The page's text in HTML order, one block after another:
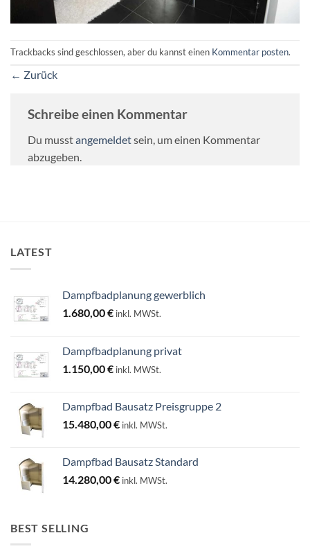
Trackbacks sind geschlossen, aber du kannst einen Kommentar posten.
← Zurück
Schreibe einen Kommentar
Du musstangemeldetsein, um einen Kommentar
abzugeben.
LATEST
Dampfbadplanung gewerblich
1.680,00€ inkl. MWSt.
Dampfbadplanung privat
1.150,00€ inkl. MWSt.
Dampfbad Bausatz Preisgruppe 2
15.480,00€ inkl. MWSt.
Dampfbad Bausatz Standard
14.280,00€ inkl. MWSt.
BEST SELLING